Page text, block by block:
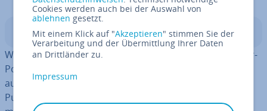
In­halts­ver­zeich­nis
Wenn es sich anbietet, können Sie Ihre er­stell­ten Power­
Point-Prä­sen­ta­tio­nen schnell in Word umwandeln. Die
auf diese Weise erzeugten Hand­zet­tel helfen dem
Publikum, Ihrem Vortrag zu folgen, sich Notizen zu
Cookies werden auch bei der Auswahl von
ablehnen gesetzt.
Mit einem Klick auf "Akzeptieren" stimmen Sie der
Verarbeitung und der Übermittlung Ihrer Daten
an Drittländer zu.
Impressum